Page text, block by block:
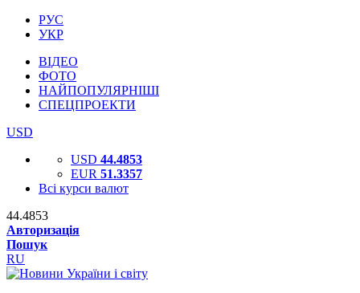
РУС
УКР
ВІДЕО
ФОТО
НАЙПОПУЛЯРНІШІ
СПЕЦПРОЕКТИ
USD
USD 44.4853
EUR 51.3357
Всі курси валют
44.4853
Авторизація
Пошук
RU